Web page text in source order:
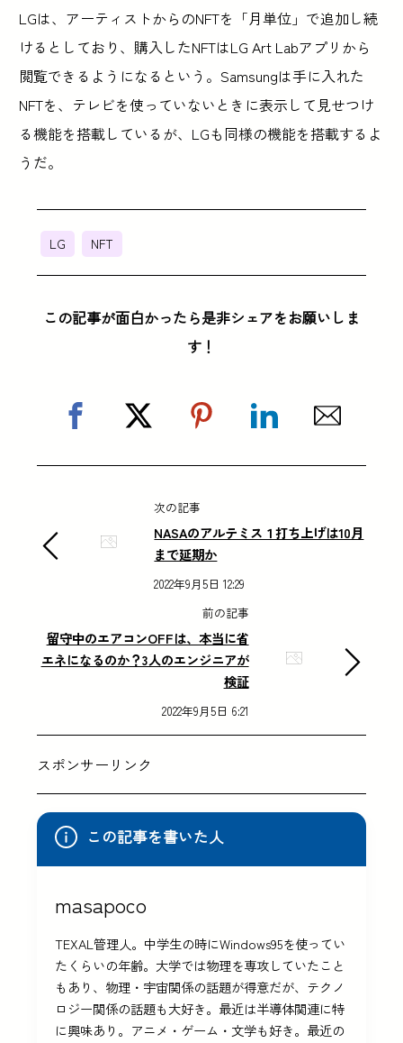
LGは、アーティストからのNFTを「月単位」で追加し続
けるとしており、購入したNFTはLG Art Labアプリから
閲覧できるようになるという。Samsungは手に入れた
NFTを、テレビを使っていないときに表示して見せつけ
る機能を搭載しているが、LGも同様の機能を搭載するよ
うだ。
LG NFT
この記事が面白かったら是非シェアをお願いしま
す！
次の記事
NASAのアルテミス１打ち上げは10月
まで延期か
2022年9月5日 12:29
前の記事
留守中のエアコンOFFは、本当に省
エネになるのか？3人のエンジニアが
検証
2022年9月5日 6:21
スポンサーリンク
この記事を書いた人
masapoco
TEXAL管理人。中学生の時にWindows95を使ってい
たくらいの年齢。大学では物理を専攻していたこと
もあり、物理・宇宙関係の話題が得意だが、テクノ
ロジー関係の話題も大好き。最近は半導体関連に特
に興味あり。アニメ・ゲーム・文学も好き。最近の